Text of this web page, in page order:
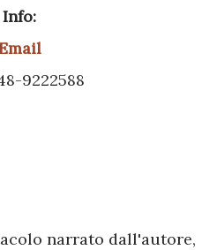
Info:
Email
9222588
narrato dall'autore,